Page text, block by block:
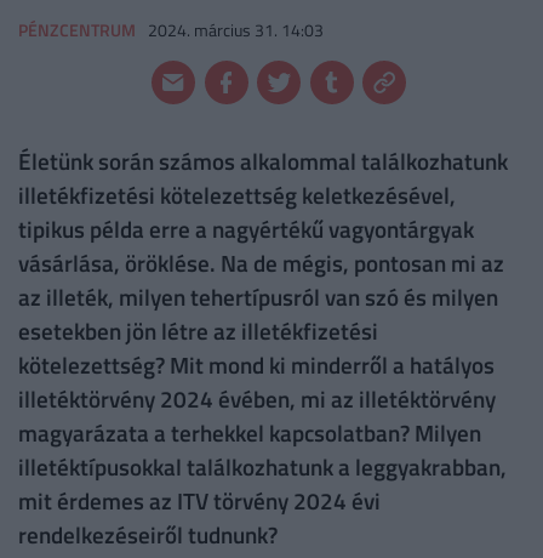
PÉNZCENTRUM 2024. március 31. 14:03
Életünk során számos alkalommal találkozhatunk
illetékfizetési kötelezettség keletkezésével,
tipikus példa erre a nagyértékű vagyontárgyak
vásárlása, öröklése. Na de mégis, pontosan mi az
az illeték, milyen tehertípusról van szó és milyen
esetekben jön létre az illetékfizetési
kötelezettség? Mit mond ki minderről a hatályos
illetéktörvény 2024 évében, mi az illetéktörvény
magyarázata a terhekkel kapcsolatban? Milyen
illetéktípusokkal találkozhatunk a leggyakrabban,
mit érdemes az ITV törvény 2024 évi
rendelkezéseiről tudnunk?